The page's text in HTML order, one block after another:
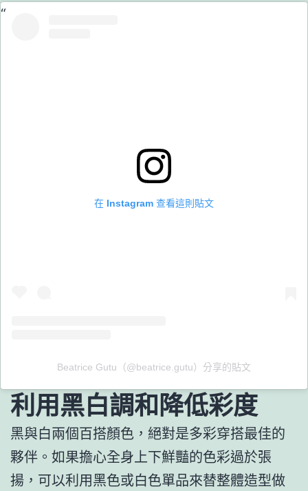
在 Instagram 查看這則貼文
Beatrice Gutu（@beatrice.gutu）分享的貼文
利用黑白調和降低彩度
黑與白兩個百搭顏色，絕對是多彩穿搭最佳的
夥伴。如果擔心全身上下鮮豔的色彩過於張
揚，可以利用黑色或白色單品來替整體造型做